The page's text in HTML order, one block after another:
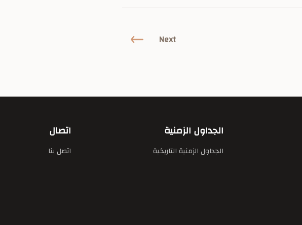
Next
اتصال
اتصل بنا
الجداول الزمنية
الجداول الزمنية التاريخية